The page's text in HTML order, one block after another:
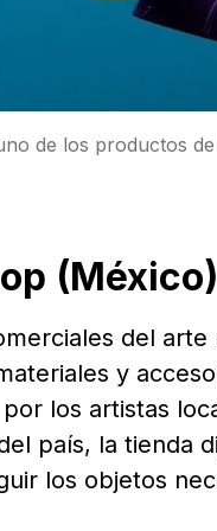
de los productos
(México)
del arte
y
por los artistas
país, la tienda
los objetos